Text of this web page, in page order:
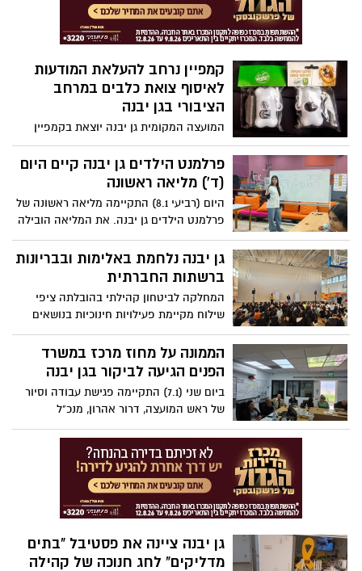
'אורטוב' כבשו את המקום הראשון בתחרות
הארצית “חנוכיית הגיבורים”
קמפיין נרחב להעלאת המודעות
לאיסוף צואת כלבים במרחב
הציבורי בגן יבנה
המועצה המקומית גן יבנה יוצאת בקמפיין
נרחב ובאכיפה מוגברת להעלאת המודעות של
בעלי כלבים ללא רצועה ולאיסוף צואת כלבים
במרחב הציבורי. במהלכו של הקמפיין יחולקו
שירות במחלקה הווטרינרית בישוב
פרלמנט הילדים גן יבנה קיים היום
(ד') מליאה ראשונה
היום (רביעי 8.1) התקיימה מליאה ראשונה של
פרלמנט הילדים גן יבנה. את המליאה הובילה
מיקה אשכנזי, סגנית יו"ר מועצת הנוער
היישובית, שהתחילה את דרכה בפרלמנט
הילדים כבר בכיתה ה'
גן יבנה נלחמת באלימות ובבריונות
ברשתות החברתית
המחלקה לביטחון קהילתי בהובלתה ציפי
שילוח מקיימת פעילויות חינוכיות בנושאים
שונים הקשורים לעולמם של הילדים ובני
הנוער במשך כל השנה בבתי הספר ובמרחב
הציבורי. תלמידי כיתות ה' – ט' צפו בהצגה
"עד להודעה חדשה", המדברת על תופעת
השיימינג וההעלבה ברשת
הממונה על מחוז מרכז במשרד
הפנים הגיעה לביקור בגן יבנה
ביום שני (7.1) התקיימה פגישת עבודה וסיור
של ראש המועצה, דרור אהרון, מנכ"ל
המועצה, אילן סויסה, הגזבר והמבקר עם
הממונה על מחוז מרכז במשרד פנים, ענת
לנקסנר ואנשי משרדה
גן יבנה ציינה את פסטיבל "בתים
מדליקים" לחג חנוכה של קהילה